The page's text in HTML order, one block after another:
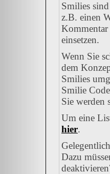
Smilies
z.B. einen
Kommentar
einsetzen.
Wenn Sie
dem
Smilies
Smilie
Sie werden
Um eine
hier.
Dazu